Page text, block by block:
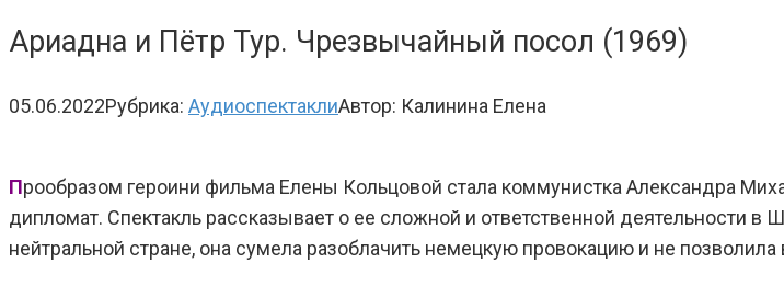
Ариадна и Пётр Тур. Чрезвычайный посол (1969)
05.06.2022Рубрика: АудиоспектаклиАвтор: Калинина Елена
Прообразом героини фильма Елены Кольцовой стала коммунистка Александра
дипломат. Спектакль рассказывает о ее сложной и ответственной деятельности
нейтральной стране, она сумела разоблачить немецкую провокацию и не позволила